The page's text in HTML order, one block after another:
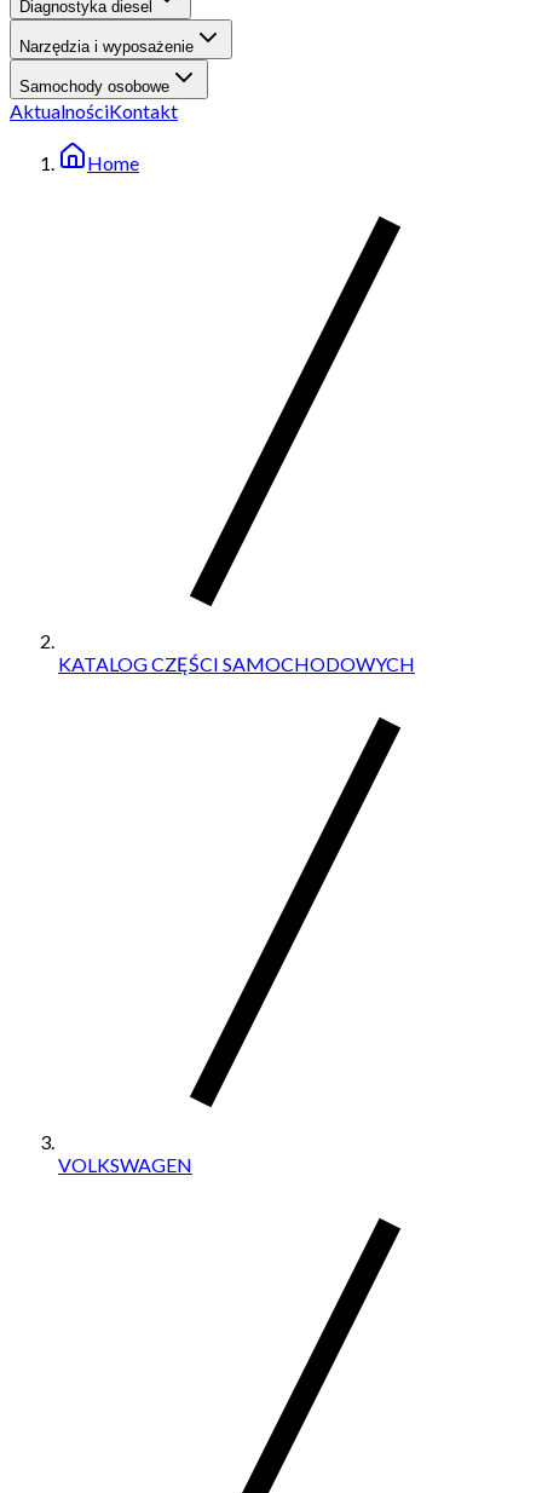
Diagnostyka diesel
Narzędzia i wyposażenie
Samochody osobowe
AktualnościKontakt
Home
KATALOG CZĘŚCI SAMOCHODOWYCH
VOLKSWAGEN